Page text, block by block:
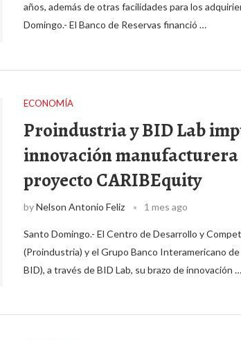
años, además de otras facilidades para los
Domingo.- El Banco de Reservas financió …
ECONOMÍA
Proindustria y BID Lab
innovación manufacturera
proyecto CARIBEquity
byNelson Antonio Feliz 1 mes ago
Santo Domingo.- El Centro de Desarrollo y
(Proindustria) y el Grupo Banco Interamericano
BID), a través de BID Lab, su brazo de innovación …